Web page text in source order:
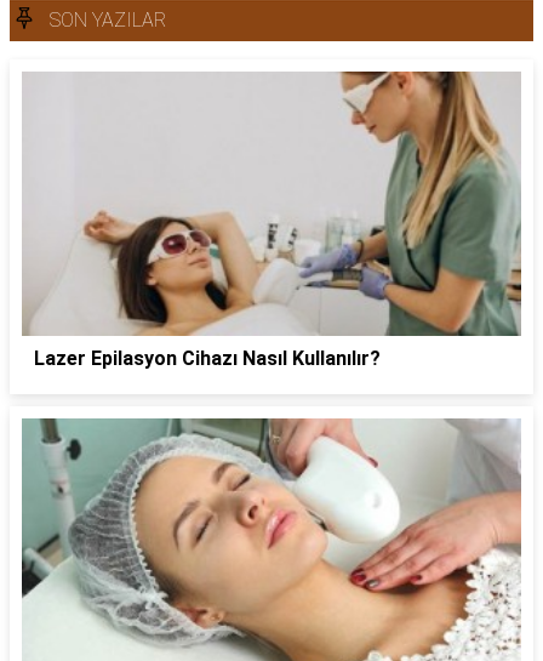
SON YAZILAR
Lazer Epilasyon Cihazı Nasıl Kullanılır?